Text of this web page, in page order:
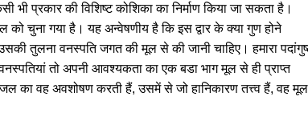
भी प्रकार की विशिष्ट कोशिका का निर्माण किया जा सकता है।
को चुना गया है। यह अन्वेषणीय है कि इस द्वार के क्या गुण होने
उसकी तुलना वनस्पति जगत की मूल से की जानी चाहिए। हमारा
तो अपनी आवश्यकता का एक बडा भाग मूल से ही प्राप्त
का वह अवशोषण करती हैं, उसमें से जो हानिकारण तत्त्व हैं, वह